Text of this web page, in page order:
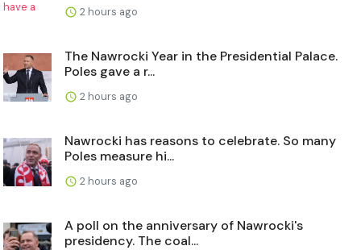
2 hours ago
The Nawrocki Year in the Presidential Palace.
Poles gave a r...
2 hours ago
Nawrocki has reasons to celebrate. So many
Poles measure hi...
2 hours ago
A poll on the anniversary of Nawrocki's
presidency. The coal...